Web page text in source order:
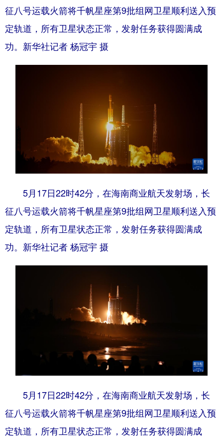
征八号运载火箭将千帆星座第9批组网卫星顺利送入预
定轨道，所有卫星状态正常，发射任务获得圆满成
功。新华社记者 杨冠宇 摄
5月17日22时42分，在海南商业航天发射场，长
征八号运载火箭将千帆星座第9批组网卫星顺利送入预
定轨道，所有卫星状态正常，发射任务获得圆满成
功。新华社记者 杨冠宇 摄
5月17日22时42分，在海南商业航天发射场，长
征八号运载火箭将千帆星座第9批组网卫星顺利送入预
定轨道，所有卫星状态正常，发射任务获得圆满成